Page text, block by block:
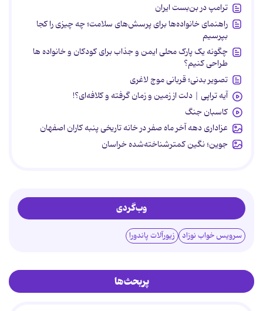
ترامپ در بن‌بست ایران
راهنمای خانواده‌ها برای پرسش‌های سلامت؛ چه چیزی را کجا
بپرسیم
چگونه یک پارک محلی ایمن و جذاب برای کودکان و خانواده ها
طراحی کنیم؟
تصویر بدنی؛ قربانی موج لاغری
آیه تراپی | دلت از زمین و زمان گرفته و کلافه‌ای؟!
کاسبان جنگ
عزاداری دهه آخر ماه صفر در خانه تاریخی پنبه کاران اصفهان
جوین؛ نگین کمترشناخته‌شده خراسان
وب‌گردی
سرویس خواب نوزاد زیورآلات پاندورا
پربحث‌ها